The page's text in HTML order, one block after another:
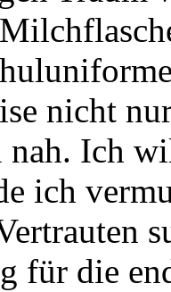
nicht
Ich
ich
für die